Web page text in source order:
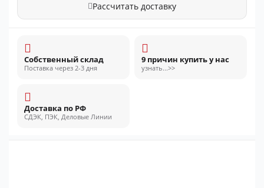
Рассчитать доставку
Собственный склад
Поставка через 2-3 дня
9 причин купить у нас
узнать...>>
Доставка по РФ
СДЭК, ПЭК, Деловые Линии